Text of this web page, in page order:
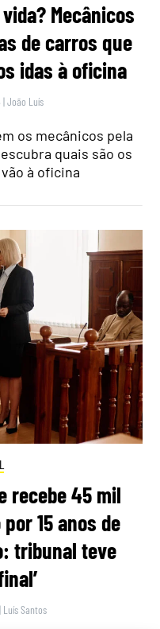
Mecânicos
de carros que
idas à oficina
|João Luís
os mecânicos pela
quais são os
à oficina
recebe 45 mil
15 anos de
tribunal teve
| Luís Santos